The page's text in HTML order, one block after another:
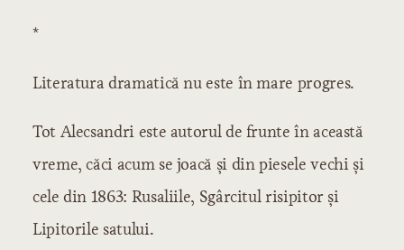
*
Literatura dramatică nu este în mare progres.
Tot Alecsandri este autorul de frunte în această
vreme, căci acum se joacă şi din piesele vechi şi
cele din 1863: Rusaliile, Sgârcitul risipitor şi
Lipitorile satului.